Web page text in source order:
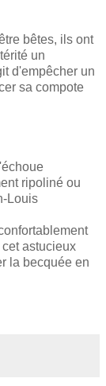
bêtes, ils ont
un
d'empêcher un
sa compote
ripoliné ou
Louis
astucieux
la becquée en